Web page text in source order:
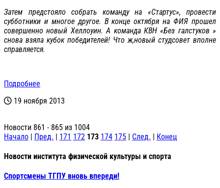
Затем предстояло собрать команду на «Стартус», провести
субботники и многое другое. В конце октября на ФИЯ прошел
совершенно новый Хеллоуин. А команда КВН «Без галстуков »
снова взяла кубок победителей! Что ж,новый студсовет вполне
справляется.
Подробнее
19 ноября 2013
Новости 861 - 865 из 1004
Начало | Пред. | 171 172 173 174 175 | След. | Конец
Новости института физической культуры и спорта
Спортсмены ТГПУ вновь впереди!